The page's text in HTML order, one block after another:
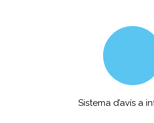
Sistema d’avís a